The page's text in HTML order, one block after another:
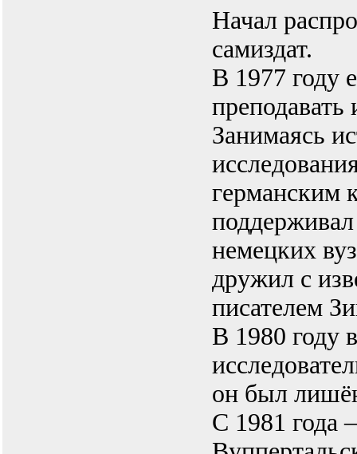
Начал
самиздат.
В 1977 году
преподавать
Занимаясь
германским
немецких
дружил с
писателем
В 1980 году
он был
С 1981 года